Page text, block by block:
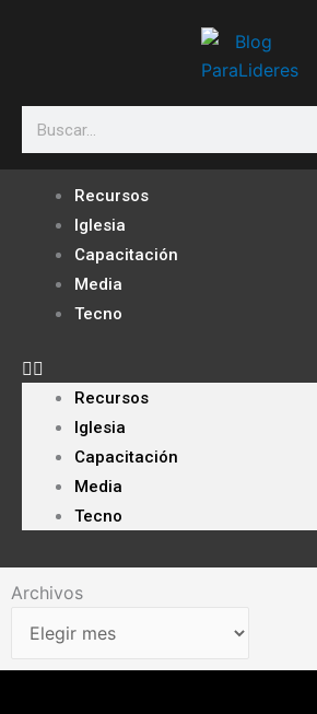
Search
Recursos
Iglesia
Capacitación
Media
Tecno
Recursos
Iglesia
Capacitación
Media
Tecno
Archivos
Archivos